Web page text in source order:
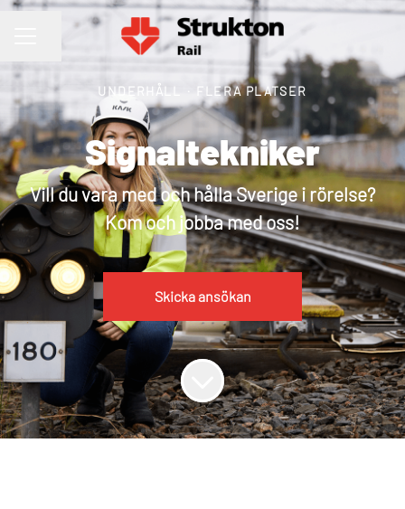
UNDERHÅLL · FLERA PLATSER
Signaltekniker
Vill du vara med och hålla Sverige i rörelse?
Kom och jobba med oss!
Skicka ansökan